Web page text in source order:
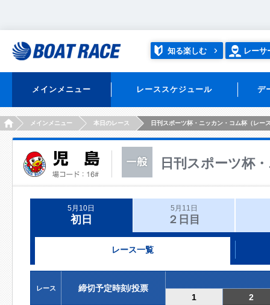
知る楽しむ レーサ
メインメニュー レーススケジュール デ
HOMEメインメニュー 本日のレース 日刊スポーツ杯・ニッカン・コム杯（レー
日刊スポーツ杯
5月10日
初日
5月11日
２日目
レース一覧
レース
締切予定時刻/投票
1
2